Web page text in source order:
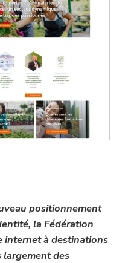
positionnement
la Fédération
internet à destinations
largement des